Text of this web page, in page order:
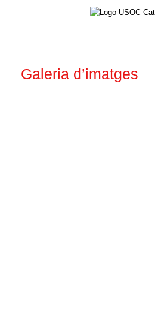
Galeria d’imatges